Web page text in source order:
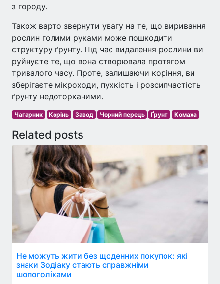
з городу.
Також варто звернути увагу на те, що виривання
рослин голими руками може пошкодити
структуру ґрунту. Під час видалення рослини ви
руйнуєте те, що вона створювала протягом
тривалого часу. Проте, залишаючи коріння, ви
зберігаєте мікроходи, пухкість і розсипчастість
ґрунту недоторканими.
Чагарник Корінь Завод Чорний перець Ґрунт Комаха
Related posts
Не можуть жити без щоденних покупок: які
знаки Зодіаку стають справжніми
шопоголіками